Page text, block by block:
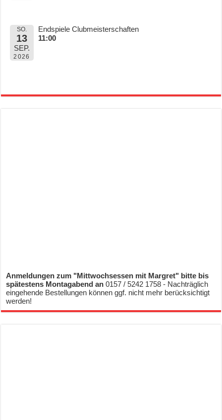
SO.
13
SEP.
2026
Endspiele Clubmeisterschaften
11:00
Anmeldungen zum "Mittwochsessen mit Margret" bitte bis
spätestens Montagabend an0157 / 5242 1758 - Nachträglich
eingehende Bestellungen können ggf. nicht mehr berücksichtigt
werden!